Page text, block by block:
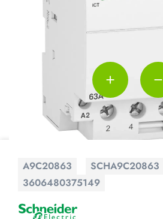
A9C20863
SCHA9C20863
3606480375149
add remove